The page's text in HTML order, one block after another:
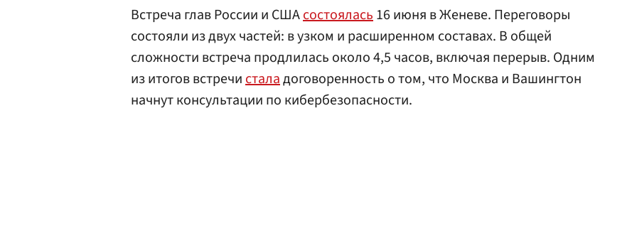
Встреча глав России и СШАсостоялась16 июня в Женеве. Переговоры
состояли из двух частей: в узком и расширенном составах. В общей
сложности встреча продлилась около 4,5 часов, включая перерыв. Одним
из итогов встречисталадоговоренность о том, что Москва и Вашингтон
начнут консультации по кибербезопасности.